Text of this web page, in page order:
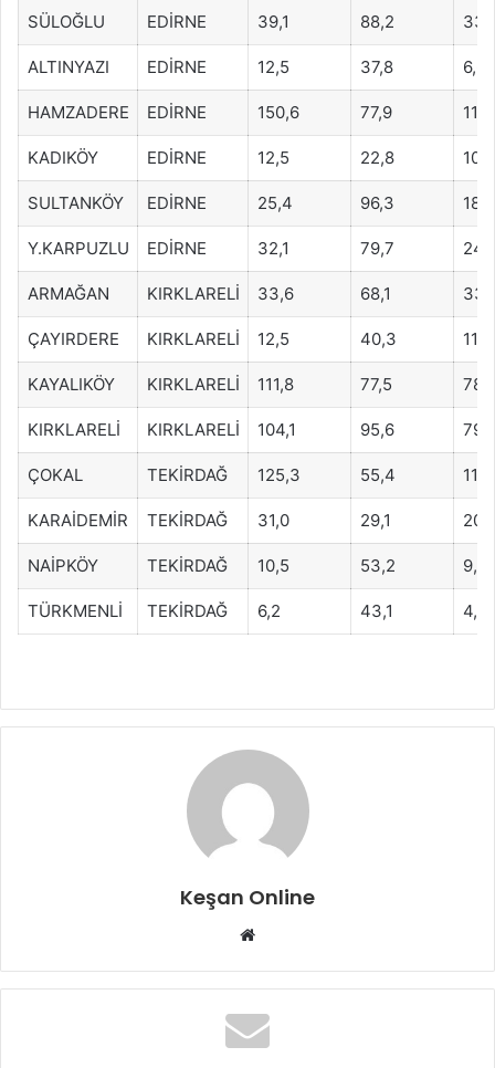
SÜLOĞLU EDİRNE 39,1 88,2
ALTINYAZI EDİRNE 12,5 37,8
HAMZADERE EDİRNE 150,6 77,9
KADIKÖY EDİRNE 12,5 22,8
SULTANKÖY EDİRNE 25,4 96,3
Y.KARPUZLU EDİRNE 32,1 79,7
ARMAĞAN KIRKLARELİ 33,6 68,1
ÇAYIRDERE KIRKLARELİ 12,5 40,3
KAYALIKÖY KIRKLARELİ 111,8 77,5
KIRKLARELİ KIRKLARELİ 104,1 95,6
ÇOKAL TEKİRDAĞ 125,3 55,4
KARAİDEMİR TEKİRDAĞ 31,0 29,1
NAİPKÖY TEKİRDAĞ 10,5 53,2
TÜRKMENLİ TEKİRDAĞ 6,2 43,1
Keşan Online
Web